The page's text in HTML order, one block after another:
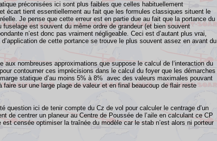
préconisées ici sont plus faibles que celles habituellement
écart tient essentiellement au fait que les formules classiques situent le
Je pense que cette erreur est en partie due au fait que la portance du
est souvent du même ordre de grandeur (et bien souvent
n’est donc pas vraiment négligeable. Ceci est d’autant plus vrai,
de cette portance se trouve le plus souvent assez en avant du
aux nombreuses approximations que suppose le calcul de l’interaction du
contourner ces imprécisions dans le calcul du foyer que les démarches
statique d’au moins 5% à 8% avec des valeurs maximales pouvant
sur une large plage de valeur et en final beaucoup de flair reste
ici de tenir compte du Cz de vol pour calculer le centrage d’un
de centrer un planeur au Centre de Poussée de l’aile en calculant ce CP
censée optimiser la traînée du modèle car le stab n’est alors ni porteur